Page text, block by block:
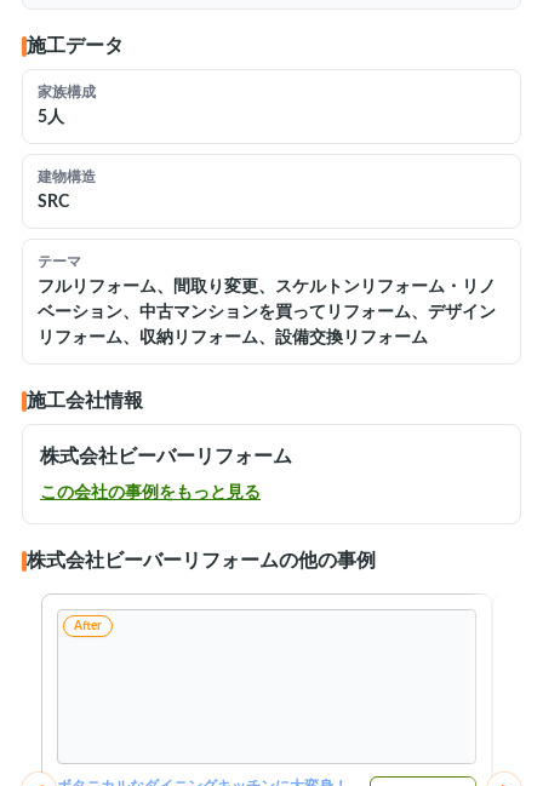
施工データ
家族構成
5人
建物構造
SRC
テーマ
フルリフォーム、間取り変更、スケルトンリフォーム・リノ
ベーション、中古マンションを買ってリフォーム、デザイン
リフォーム、収納リフォーム、設備交換リフォーム
施工会社情報
株式会社ビーバーリフォーム
この会社の事例をもっと見る
株式会社ビーバーリフォームの他の事例
After